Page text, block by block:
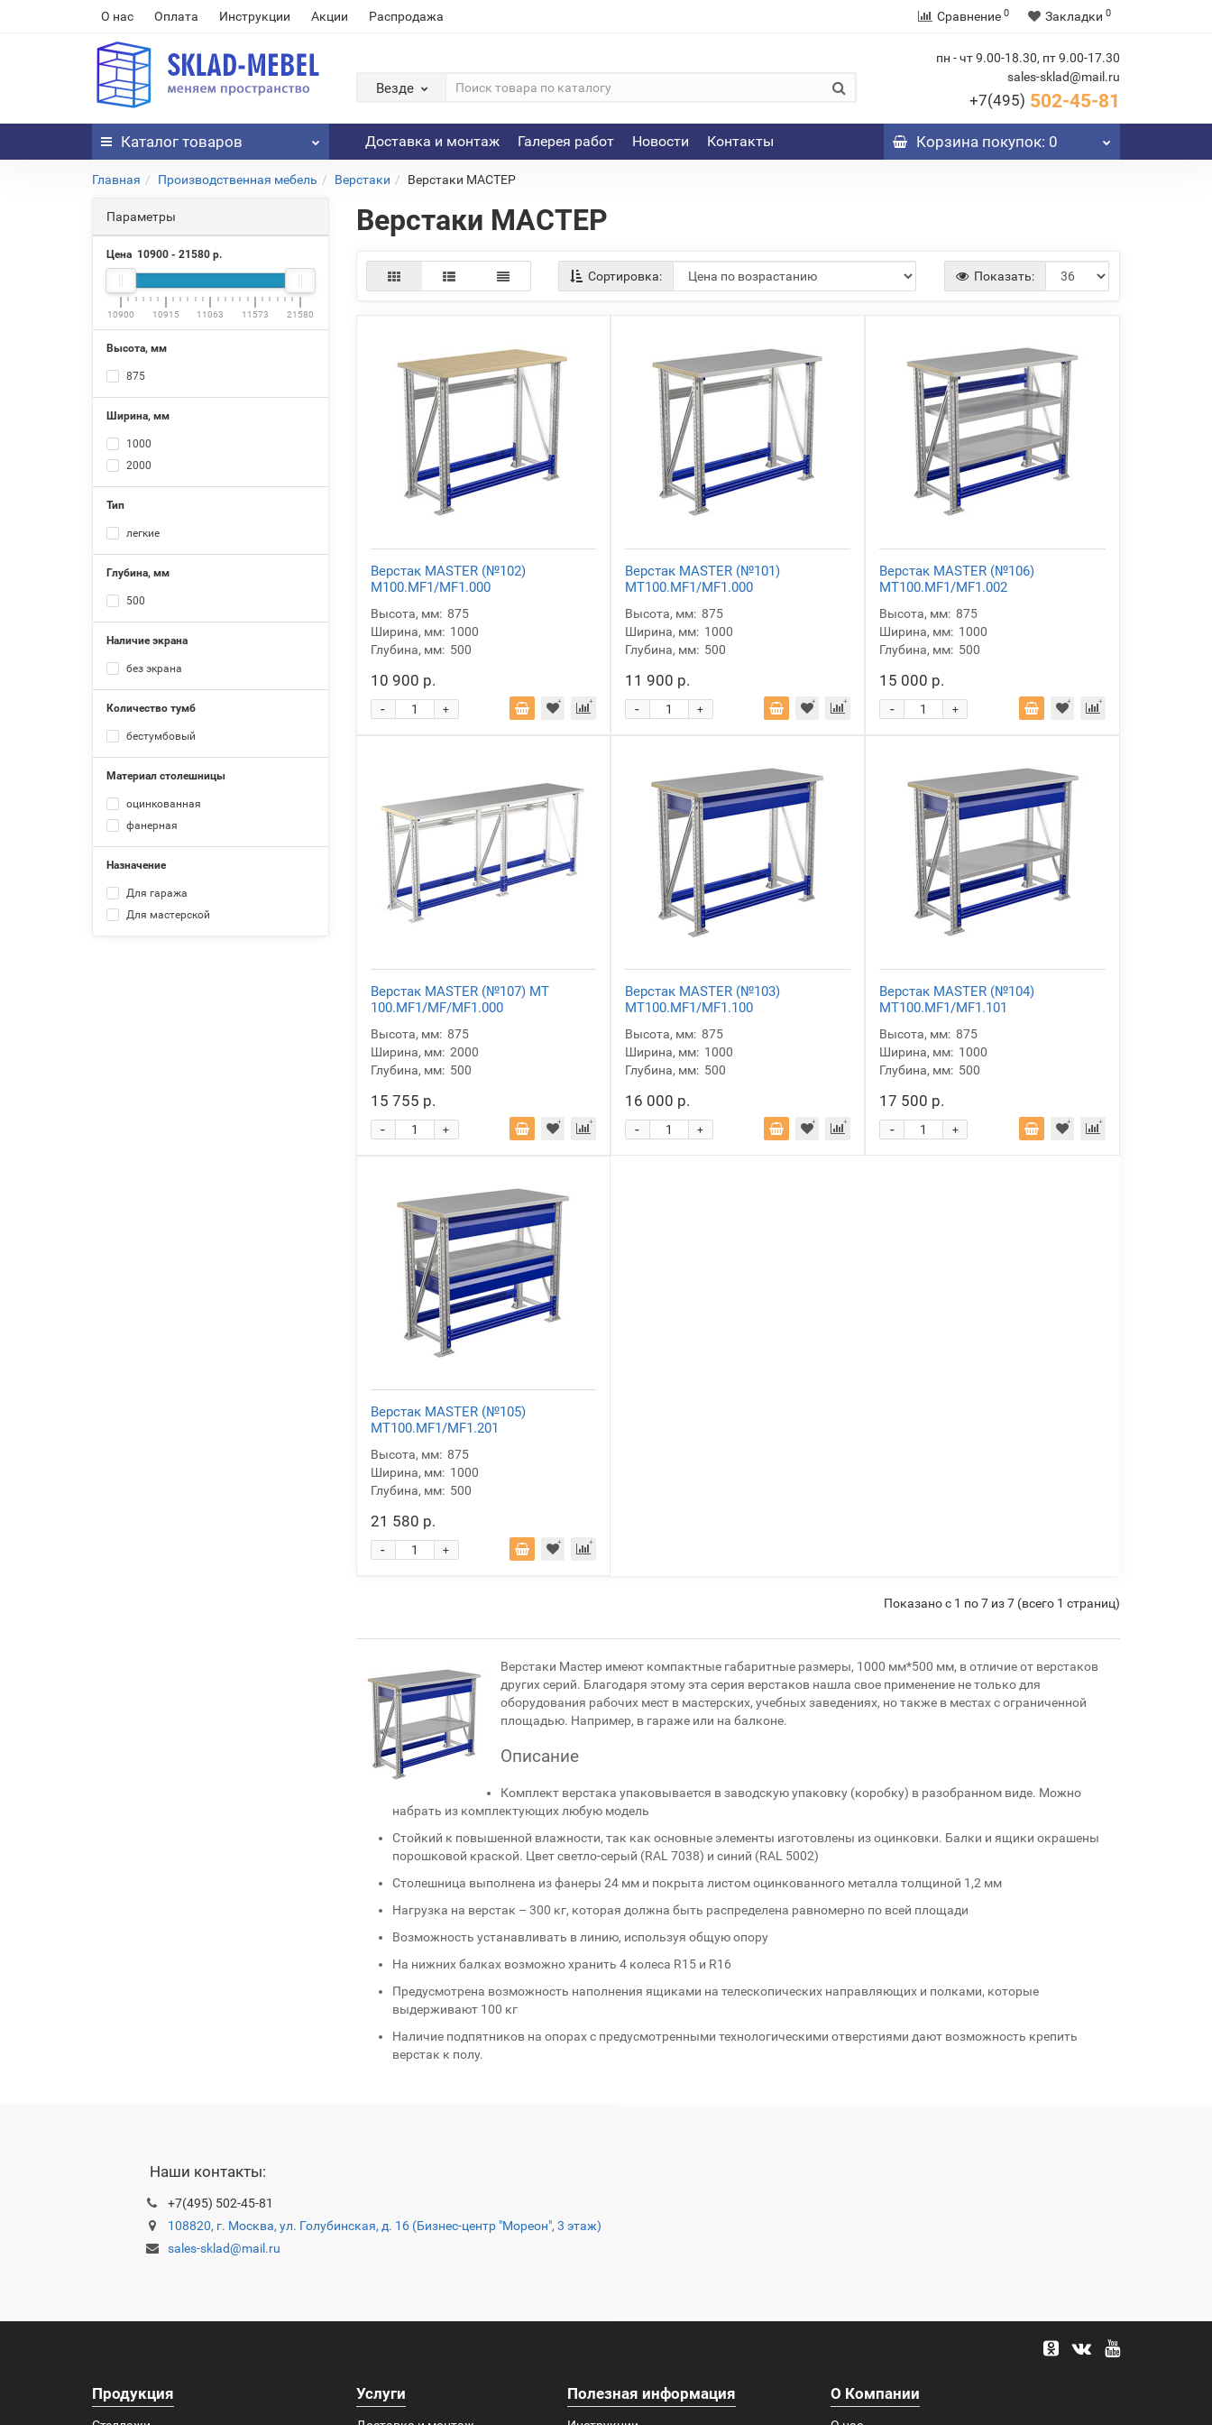
О нас Оплата Инструкции Акции Распродажа Сравнение 0 Закладки 0
Везде
пн - чт 9.00-18.30, пт 9.00-17.30
sales-sklad@mail.ru
+7(495) 502-45-81
Каталог товаров Доставка и монтаж Галерея работ Новости Контакты Корзинапокупок: 0
Главная Производственная мебель Верстаки Верстаки МАСТЕР
Параметры
Цена 10900 - 21580 р.
10900 10915 11063 11573 21580
Высота, мм
875
Ширина, мм
1000
2000
Тип
легкие
Глубина, мм
500
Наличие экрана
без экрана
Количество тумб
бестумбовый
Материал столешницы
оцинкованная
фанерная
Назначение
Для гаража
Для мастерской
Верстаки МАСТЕР
Сортировка: Показать:
Верстак MASTER (№102)
M100.MF1/MF1.000
Высота, мм: 875
Ширина, мм: 1000
Глубина, мм: 500
10 900 р.
+
-
Верстак MASTER (№101)
MT100.MF1/MF1.000
Высота, мм: 875
Ширина, мм: 1000
Глубина, мм: 500
11 900 р.
+
-
Верстак MASTER (№106)
MT100.MF1/MF1.002
Высота, мм: 875
Ширина, мм: 1000
Глубина, мм: 500
15 000 р.
+
-
Верстак MASTER (№107) MT
100.MF1/MF/MF1.000
Высота, мм: 875
Ширина, мм: 2000
Глубина, мм: 500
15 755 р.
+
-
Верстак MASTER (№103)
MT100.MF1/MF1.100
Высота, мм: 875
Ширина, мм: 1000
Глубина, мм: 500
16 000 р.
+
-
Верстак MASTER (№104)
MT100.MF1/MF1.101
Высота, мм: 875
Ширина, мм: 1000
Глубина, мм: 500
17 500 р.
+
-
Верстак MASTER (№105)
MT100.MF1/MF1.201
Высота, мм: 875
Ширина, мм: 1000
Глубина, мм: 500
21 580 р.
+
-
Показано с 1 по 7 из 7 (всего 1 страниц)
Верстаки Мастер имеют компактные габаритные размеры, 1000 мм*500 мм, в отличие от верстаков
других серий. Благодаря этому эта серия верстаков нашла свое применение не только для
оборудования рабочих мест в мастерских, учебных заведениях, но также в местах с ограниченной
площадью. Например, в гараже или на балконе.
Описание
Комплект верстака упаковывается в заводскую упаковку (коробку) в разобранном виде. Можно
набрать из комплектующих любую модель
Стойкий к повышенной влажности, так как основные элементы изготовлены из оцинковки. Балки и ящики окрашены
порошковой краской. Цвет светло-серый (RAL 7038) и синий (RAL 5002)
Столешница выполнена из фанеры 24 мм и покрыта листом оцинкованного металла толщиной 1,2 мм
Нагрузка на верстак – 300 кг, которая должна быть распределена равномерно по всей площади
Возможность устанавливать в линию, используя общую опору
На нижних балках возможно хранить 4 колеса R15 и R16
Предусмотрена возможность наполнения ящиками на телескопических направляющих и полками, которые
выдерживают 100 кг
Наличие подпятников на опорах с предусмотренными технологическими отверстиями дают возможность крепить
верстак к полу.
Наши контакты:
+7(495) 502-45-81
108820, г. Москва, ул. Голубинская, д. 16 (Бизнес-центр "Мореон", 3 этаж)
sales-sklad@mail.ru
Продукция Услуги Полезная информация О Компании